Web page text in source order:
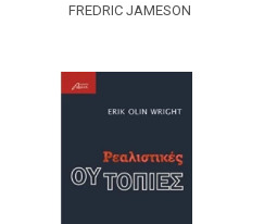
20.00€.είναι:
FREDRIC JAMESON